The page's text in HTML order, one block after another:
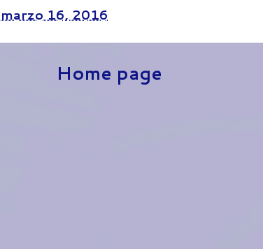
marzo 16, 2016
Home page